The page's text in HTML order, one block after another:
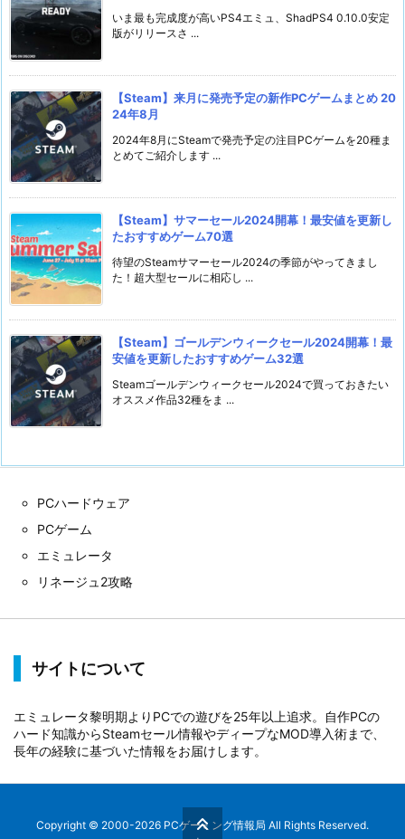
いま最も完成度が高いPS4エミュ、ShadPS4 0.10.0安定
版がリリースさ ...
【Steam】来月に発売予定の新作PCゲームまとめ 20
24年8月
2024年8月にSteamで発売予定の注目PCゲームを20種ま
とめてご紹介します ...
【Steam】サマーセール2024開幕！最安値を更新し
たおすすめゲーム70選
待望のSteamサマーセール2024の季節がやってきまし
た！超大型セールに相応し ...
【Steam】ゴールデンウィークセール2024開幕！最
安値を更新したおすすめゲーム32選
Steamゴールデンウィークセール2024で買っておきたい
オススメ作品32種をま ...
PCハードウェア
PCゲーム
エミュレータ
リネージュ2攻略
サイトについて
エミュレータ黎明期よりPCでの遊びを25年以上追求。自作PCの
ハード知識からSteamセール情報やディープなMOD導入術まで、
長年の経験に基づいた情報をお届けします。
Copyright © 2000-2026 PCゲーミング情報局 All Rights Reserved.